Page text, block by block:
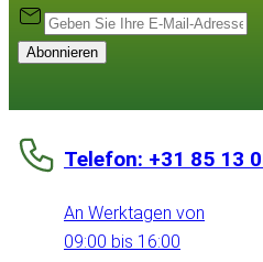
Abonnieren
Telefon: +31 85 13
An Werktagen von
09:00 bis 16:00